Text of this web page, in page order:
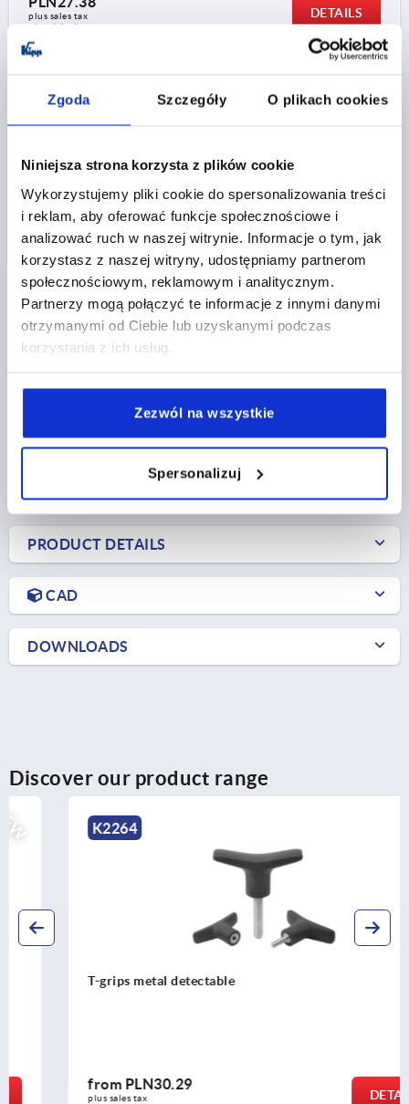
Zgoda Szczegóły O plikach cookies
Niniejsza strona korzysta z plików cookie
Wykorzystujemy pliki cookie do spersonalizowania treści
i reklam, aby oferować funkcje społecznościowe i
analizować ruch w naszej witrynie. Informacje o tym, jak
korzystasz z naszej witryny, udostępniamy partnerom
społecznościowym, reklamowym i analitycznym.
Partnerzy mogą połączyć te informacje z innymi danymi
otrzymanymi od Ciebie lub uzyskanymi podczas
korzystania z ich usług.
Zezwól na wszystkie
Spersonalizuj
plus sales tax
plus shipping costs
DETAILS
KNURLED KNOB VISUALLY DETECTABLE SIZE:0
D=M06X20, D1=15, H=11,5, POLYAMIDE BLUE RAL5002,
COMP:STAINLESS STEEL 1.4404
OUTSIDE DIAMETER=15
THREAD TYPE=EXTERNAL THREAD
THREAD=M6
THREAD LENGTH=20
D2=11
PLN30.38
PRODUCT DETAILS
CAD
DOWNLOADS
Discover our product range
T-grips metal detectable
PLN30.29
plus sales tax